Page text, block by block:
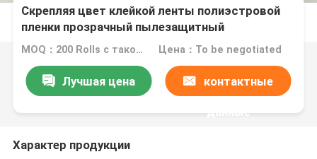
Скрепляя цвет клейкой ленты полиэстровой
пленки прозрачный пылезащитный
MOQ：200 Rolls с такой же спецификацией Цена：To be negotiated
Лучшая цена контактные
данные
Характер продукции